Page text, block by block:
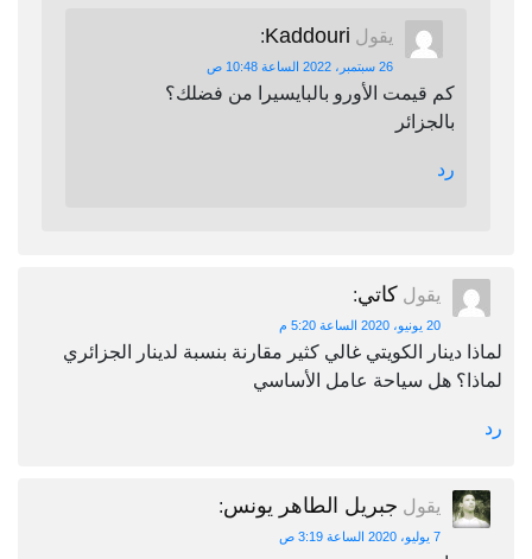
يقول Kaddouri
:
26 سبتمبر، 2022 الساعة 10:48 ص
كم قيمت الأورو بالبايسيرا من فضلك؟
بالجزائر
رد
يقول كاتي:
20 يونيو، 2020 الساعة 5:20 م
لماذا دينار الكويتي غالي كثير مقارنة بنسبة لدينار الجزائري
لماذا؟ هل سياحة عامل الأساسي
رد
يقول جبريل الطاهر يونس:
7 يوليو، 2020 الساعة 3:19 ص